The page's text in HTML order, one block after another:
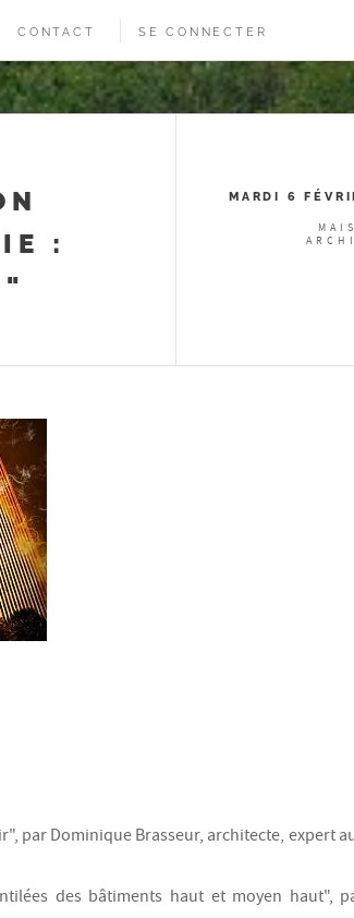
CONTACT SE CONNECTER
:
MARDI 6
par Dominique Brasseur, architecte, expert
des bâtiments haut et moyen haut",